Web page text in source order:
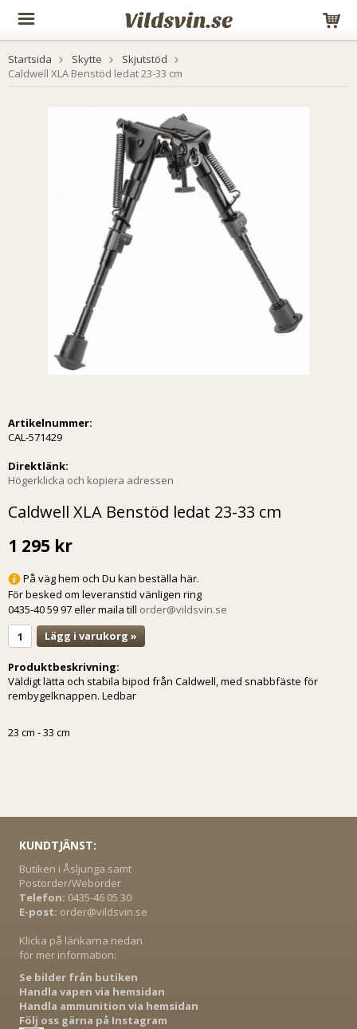
Startsida Skytte
Skjutstöd
Caldwell XLA Benstöd ledat 23-33 cm
Artikelnummer:
CAL-571429
Direktlänk:
Högerklicka och kopiera adressen
Caldwell XLA Benstöd ledat 23-33 cm
1 295 kr
På väg hem och Du kan beställa här.
För besked om leveranstid vänligen ring
0435-40 59 97 eller maila till order@vildsvin.se
Lägg i varukorg »
Produktbeskrivning:
Väldigt lätta och stabila bipod från Caldwell, med snabbfäste för
rembygelknappen. Ledbar
23 cm - 33 cm
KUNDTJÄNST:
Butiken i Åsljunga samt
Postorder/Weborder
Telefon: 0435-46 05 30
E-post: order@vildsvin.se
Klicka på länkarna nedan
för mer information:
Se bilder från butiken
Handla vapen via hemsidan
Handla ammunition via hemsidan
Följ oss gärna på Instagram